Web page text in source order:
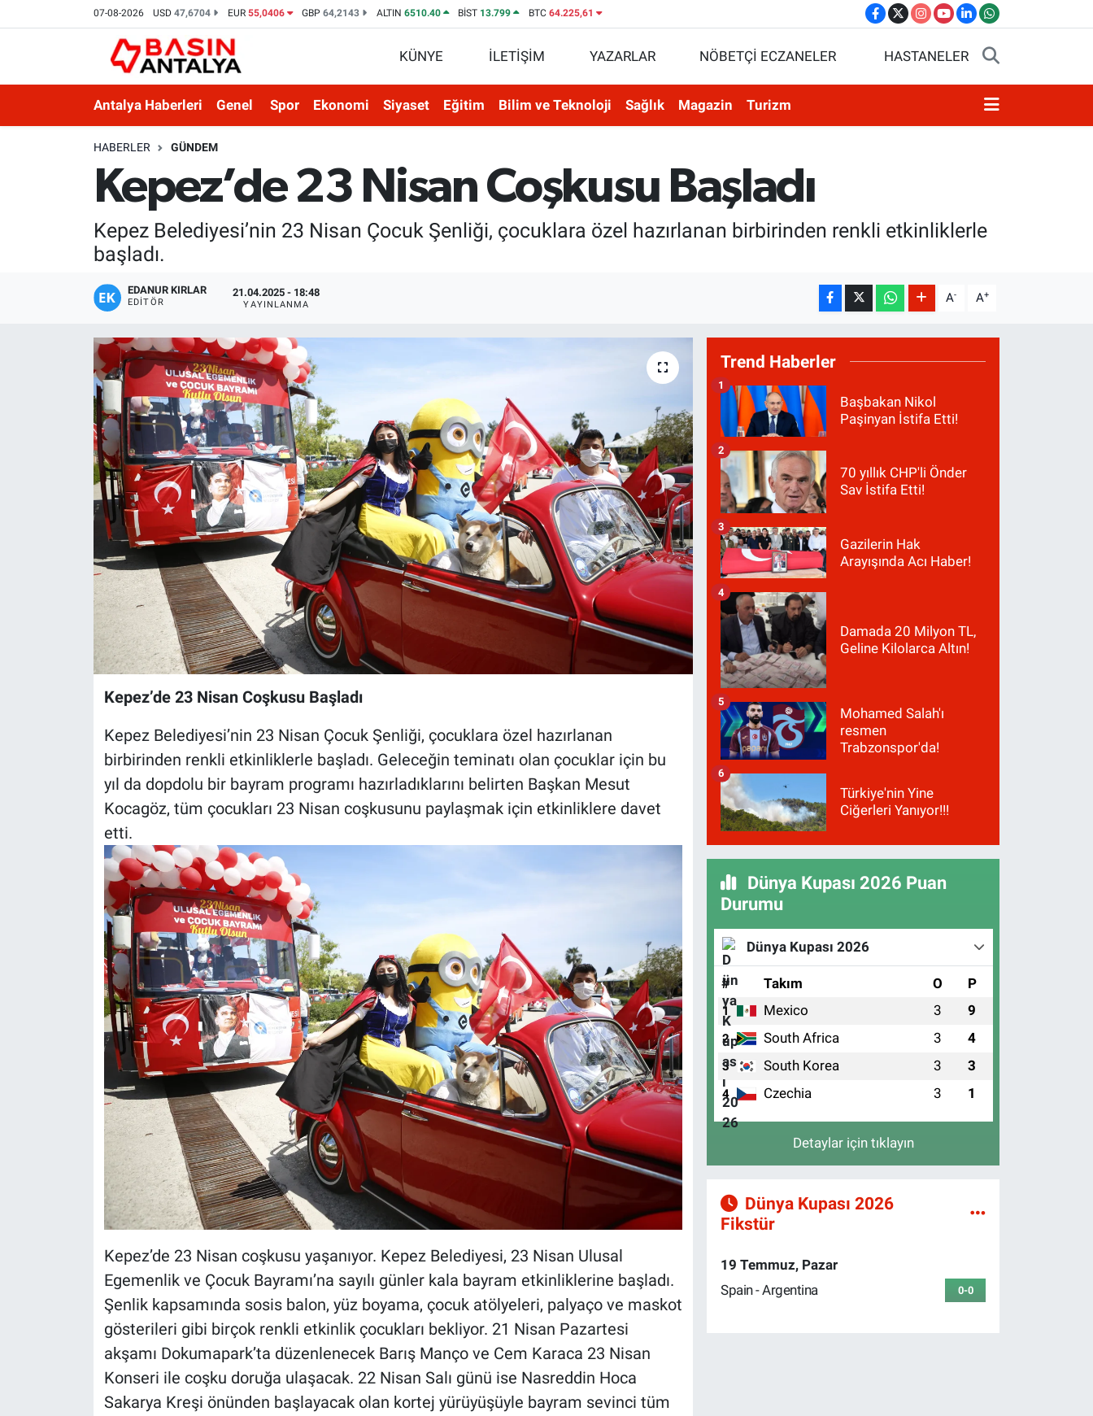
07-08-2026 USD47,6704 EUR 55,0406 GBP64,2143 ALTIN 6510.40 BİST 13.799 BTC 64.225,61
KÜNYE İLETİŞİM YAZARLAR NÖBETÇİ ECZANELER HASTANELER
Antalya Haberleri Genel Spor Ekonomi Siyaset Eğitim Bilim ve Teknoloji Sağlık Magazin Turizm
HABERLER GÜNDEM
Kepez’de 23 Nisan Coşkusu Başladı
Kepez Belediyesi’nin 23 Nisan Çocuk Şenliği, çocuklara özel hazırlanan birbirinden renkli etkinliklerle
başladı.
EDANUR KIRLAR
EDITÖR
21.04.2025 - 18:48
YAYINLANMA A- A+
Kepez’de 23 Nisan Coşkusu Başladı
Kepez Belediyesi’nin 23 Nisan Çocuk Şenliği, çocuklara özel hazırlanan
birbirinden renkli etkinliklerle başladı. Geleceğin teminatı olan çocuklar için bu
yıl da dopdolu bir bayram programı hazırladıklarını belirten Başkan Mesut
Kocagöz, tüm çocukları 23 Nisan coşkusunu paylaşmak için etkinliklere davet
etti.
Kepez’de 23 Nisan coşkusu yaşanıyor. Kepez Belediyesi, 23 Nisan Ulusal
Egemenlik ve Çocuk Bayramı’na sayılı günler kala bayram etkinliklerine başladı.
Şenlik kapsamında sosis balon, yüz boyama, çocuk atölyeleri, palyaço ve maskot
gösterileri gibi birçok renkli etkinlik çocukları bekliyor. 21 Nisan Pazartesi
akşamı Dokumapark’ta düzenlenecek Barış Manço ve Cem Karaca 23 Nisan
Konseri ile coşku doruğa ulaşacak. 22 Nisan Salı günü ise Nasreddin Hoca
Sakarya Kreşi önünden başlayacak olan kortej yürüyüşüyle bayram sevinci tüm
Trend Haberler
Başbakan Nikol
Paşinyan İstifa Etti!
1
70 yıllık CHP'li Önder
Sav İstifa Etti!
2
Gazilerin Hak
Arayışında Acı Haber!
3
Damada 20 Milyon TL,
Geline Kilolarca Altın!
4
Mohamed Salah'ı
resmen
Trabzonspor'da!
5
Türkiye'nin Yine
Ciğerleri Yanıyor!!!
6
Dünya Kupası 2026 Puan
Durumu
Dünya Kupası 2026
# Takım O P
1 Mexico 3 9
2 South Africa 3 4
3 South Korea 3 3
4 Czechia 3 1
Detaylar için tıklayın
Dünya Kupası 2026
Fikstür
19 Temmuz, Pazar
Spain - Argentina
0-0